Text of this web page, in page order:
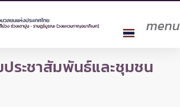
menu
ระชาสัมพันธ์และชุมชน